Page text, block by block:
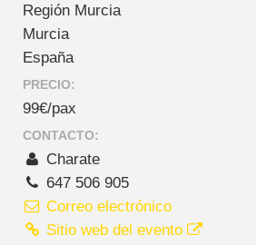
Región Murcia
Murcia
España
PRECIO:
99€/pax
CONTACTO:
Charate
647 506 905
Correo electrónico
Sitio web del evento